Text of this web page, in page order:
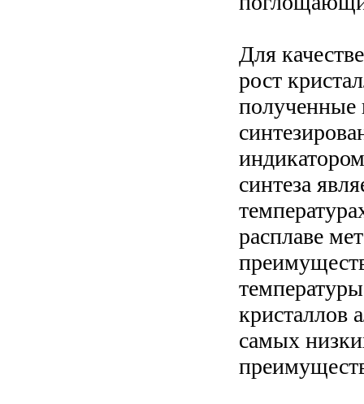
Для
рост
полученные
синтеза
расплаве
кристаллов
самых